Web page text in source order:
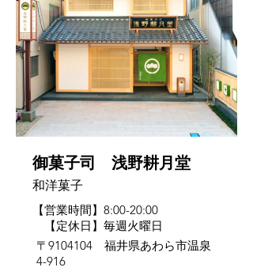
御菓子司 浅野耕月堂
和洋菓子
【営業時間】8:00-20:00
【定休日】毎週火曜日
〒9104104 福井県あわら市温泉
4-916